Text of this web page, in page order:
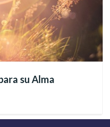
y las fuerzas
el Apocalipsis del Divino
que llamamosmilagro. No fue
su Alma